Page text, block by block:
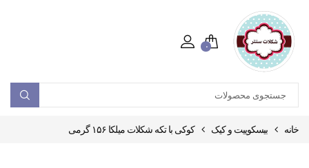
۰
خانه بیسکوییت و کیک کوکی با تکه شکلات میلکا ۱۵۶ گرمی